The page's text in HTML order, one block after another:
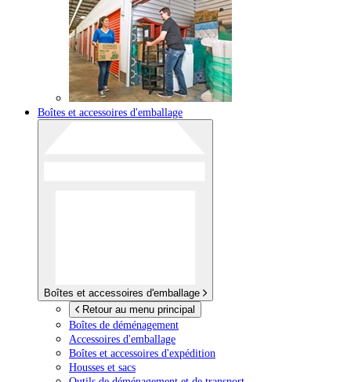
Boîtes et accessoires d'emballage
Boîtes et accessoires d'emballage
Retour au menu principal
Boîtes de déménagement
Accessoires d'emballage
Boîtes et accessoires d'expédition
Housses et sacs